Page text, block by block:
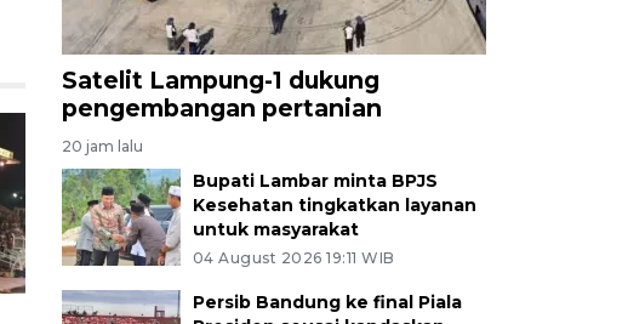
Satelit Lampung-1 dukung
pengembangan pertanian
20 jam lalu
Bupati Lambar minta BPJS
Kesehatan tingkatkan layanan
untuk masyarakat
04 August 2026 19:11 WIB
Persib Bandung ke final Piala